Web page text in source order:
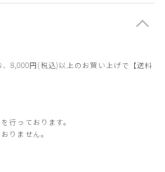
8,000円(税込)以上のお買い上げで【送料
行っております。
りません。